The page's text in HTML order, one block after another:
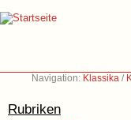
Navigation: Klassika /
Rubriken